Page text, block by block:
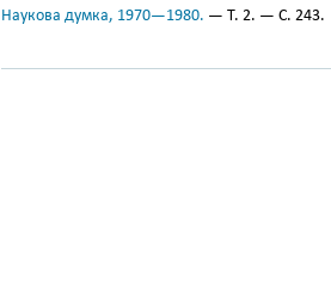
Наукова думка, 1970—1980. — Т. 2. — С. 243.